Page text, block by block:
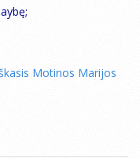
Motinos Marijos